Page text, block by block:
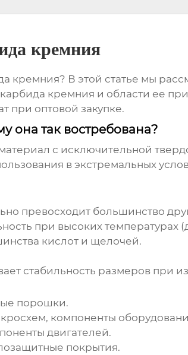
кремния
кремния? В этой статье мы
кремния и области ее
при оптовой закупке.
она так востребована?
с исключительной
в экстремальных
превосходит большинство
при высоких температурах
кислот и щелочей.
стабильность размеров при
порошки.
компоненты
двигателей.
покрытия.